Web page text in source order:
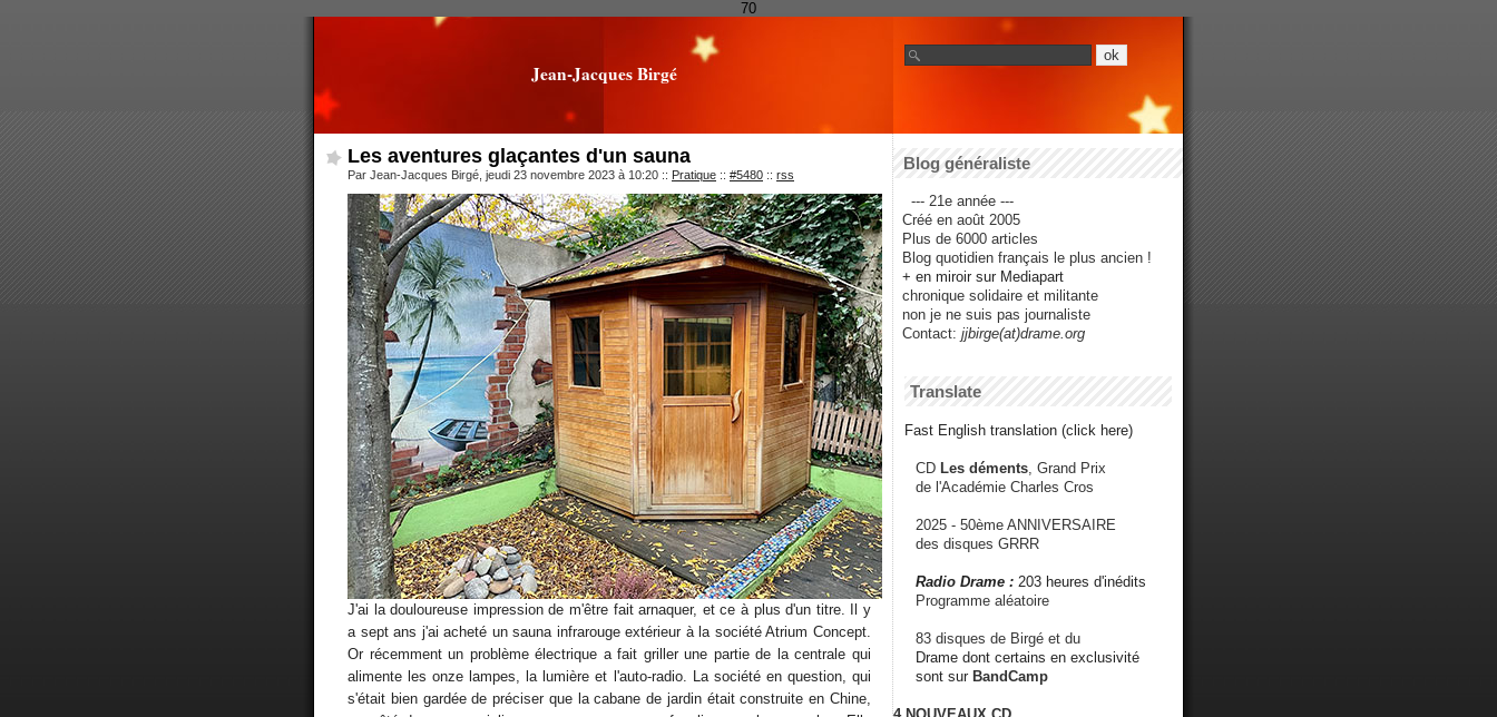
70
Jean-Jacques Birgé
Les aventures glaçantes d'un sauna
Par Jean-Jacques Birgé, jeudi 23 novembre 2023 à 10:20 :: Pratique :: #5480 :: rss
J'ai la douloureuse impression de m'être fait arnaquer, et ce à plus d'un titre. Il y
a sept ans j'ai acheté un sauna infrarouge extérieur à la société Atrium Concept.
Or récemment un problème électrique a fait griller une partie de la centrale qui
alimente les onze lampes, la lumière et l'auto-radio. La société en question, qui
s'était bien gardée de préciser que la cabane de jardin était construite en Chine,
Blog généraliste
--- 21e année ---
Créé en août 2005
Plus de 6000 articles
Blog quotidien français le plus ancien !
+ en miroir sur Mediapart
chronique solidaire et militante
non je ne suis pas journaliste
Contact: jjbirge(at)drame.org
Translate
Fast English translation (click here)
CD Les déments , Grand Prix
de l'Académie Charles Cros
2025 - 50ème ANNIVERSAIRE
des disques GRRR
Radio Drame : 203 heures d'inédits
Programme aléatoire
83 disques de Birgé et du
Drame dont certains en exclusivité
sont sur BandCamp